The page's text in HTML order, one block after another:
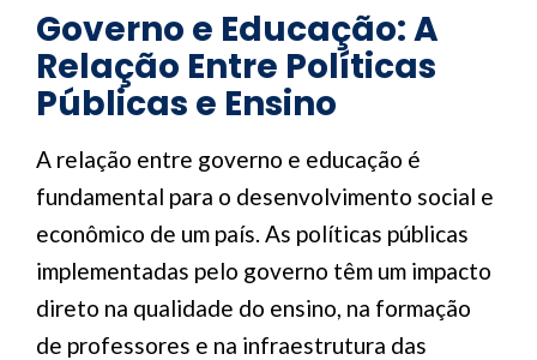
Governo e Educação: A
Relação Entre Políticas
Públicas e Ensino
A relação entre governo e educação é
fundamental para o desenvolvimento social e
econômico de um país. As políticas públicas
implementadas pelo governo têm um impacto
direto na qualidade do ensino, na formação
de professores e na infraestrutura das